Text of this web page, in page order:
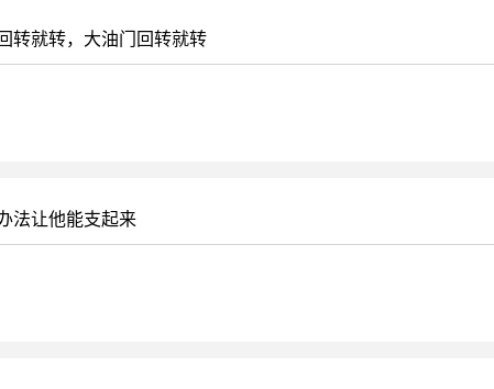
转就转，大油门回转就转
法让他能支起来